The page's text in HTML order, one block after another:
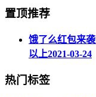
置顶推荐
饿了么红包来
以上2021-03-24
热门标签